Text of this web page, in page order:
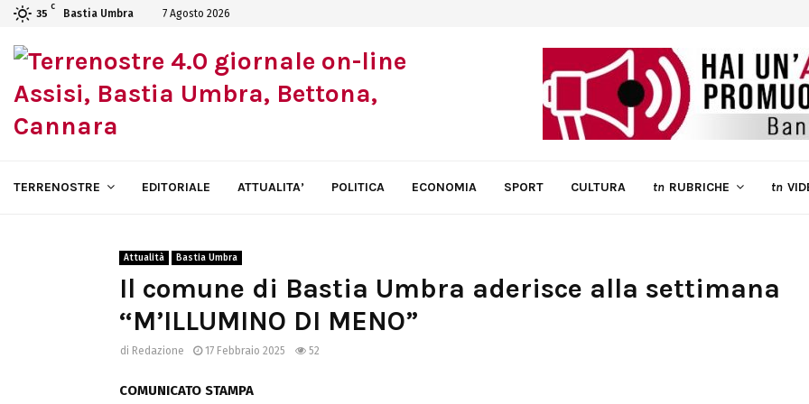
35
C
Bastia Umbra 7 Agosto 2026
TERRENOSTRE EDITORIALE ATTUALITA’ POLITICA ECONOMIA SPORT CULTURA tn RUBRICHE tn
Attualità Bastia Umbra
Il comune di Bastia Umbra aderisce alla settimana
“M’ILLUMINO DI MENO”
di Redazione 17 Febbraio 2025 52
COMUNICATO STAMPA